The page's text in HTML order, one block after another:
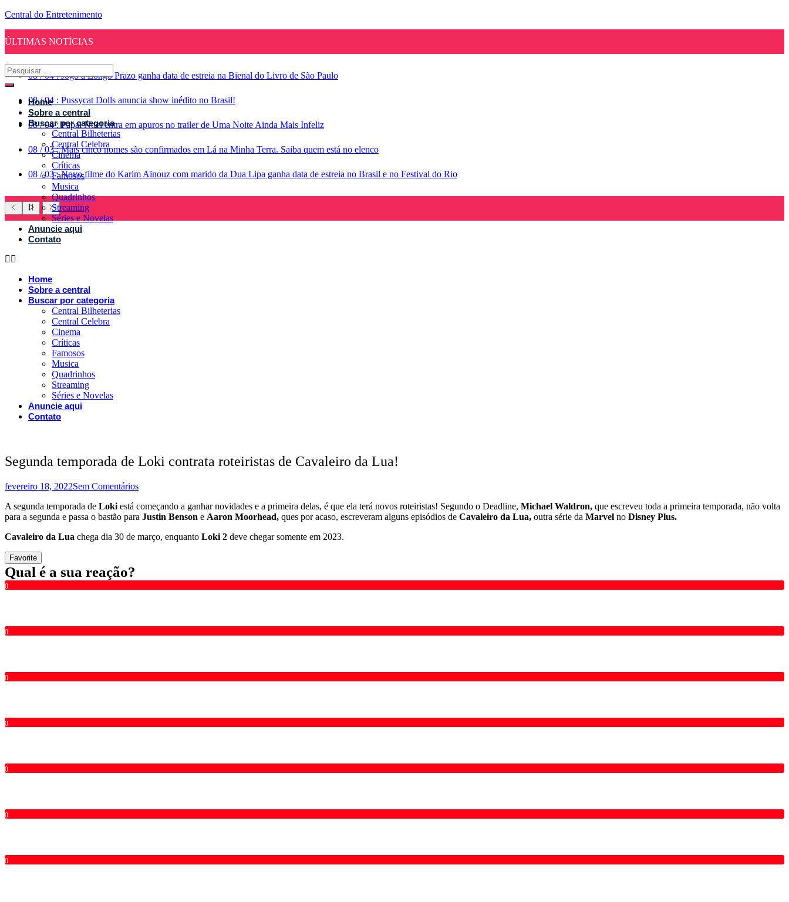
Central do Entretenimento
ÚLTIMAS NOTÍCIAS
08 / 04 : Jogo a Longo Prazo ganha data de estreia na Bienal do Livro de São Paulo
08 / 04 : Pussycat Dolls anuncia show inédito no Brasil!
08 / 04 : Papai Noel entra em apuros no trailer de Uma Noite Ainda Mais Infeliz
08 / 03 : Mais cinco nomes são confirmados em Lá na Minha Terra. Saiba quem está no elenco
08 / 03 : Novo filme do Karim Aïnouz com marido da Dua Lipa ganha data de estreia no Brasil e no Festival do Rio
Home
Sobre a central
Buscar por categoria
Central Bilheterias
Central Celebra
Cinema
Críticas
Famosos
Musica
Quadrinhos
Streaming
Séries e Novelas
Anuncie aqui
Contato
Home
Sobre a central
Buscar por categoria
Central Bilheterias
Central Celebra
Cinema
Críticas
Famosos
Musica
Quadrinhos
Streaming
Séries e Novelas
Anuncie aqui
Contato
Segunda temporada de Loki contrata roteiristas de Cavaleiro da Lua!
fevereiro 18, 2022Sem Comentários
A segunda temporada de Loki está começando a ganhar novidades e a primeira delas, é que ela terá novos roteiristas! Segundo o Deadline, Michael Waldron, que escreveu toda a primeira temporada, não volta
para a segunda e passa o bastão para Justin Benson e Aaron Moorhead, ques por acaso, escreveram alguns episódios de Cavaleiro da Lua, outra série da Marvel no Disney Plus.
Cavaleiro da Lua chega dia 30 de março, enquanto Loki 2 deve chegar somente em 2023.
Favorite
Qual é a sua reação?
0
0
0
0
0
0
0